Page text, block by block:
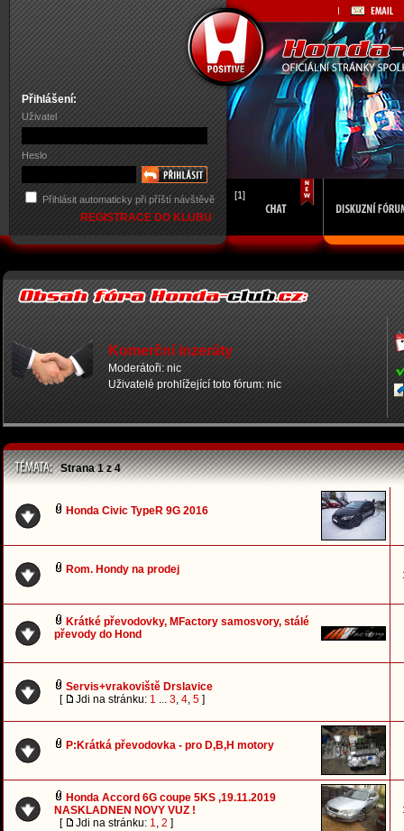
Přihlášení:
Uživatel
Heslo
Přihlásit automaticky při příští návštěvě
REGISTRACE DO KLUBU
[1]
Komerční inzeráty
Moderátoři: nic
Uživatelé prohlížející toto fórum: nic
Strana1z4
Honda Civic TypeR 9G 2016
Rom. Hondy na prodej
Krátké převodovky, MFactory samosvory, stálé
převody do Hond
Servis+vrakoviště Drslavice
[
Jdi na stránku: 1 ... 3, 4, 5 ]
P:Krátká převodovka - pro D,B,H motory
Honda Accord 6G coupe 5KS ,19.11.2019
NASKLADNEN NOVY VUZ !
[
Jdi na stránku: 1, 2 ]